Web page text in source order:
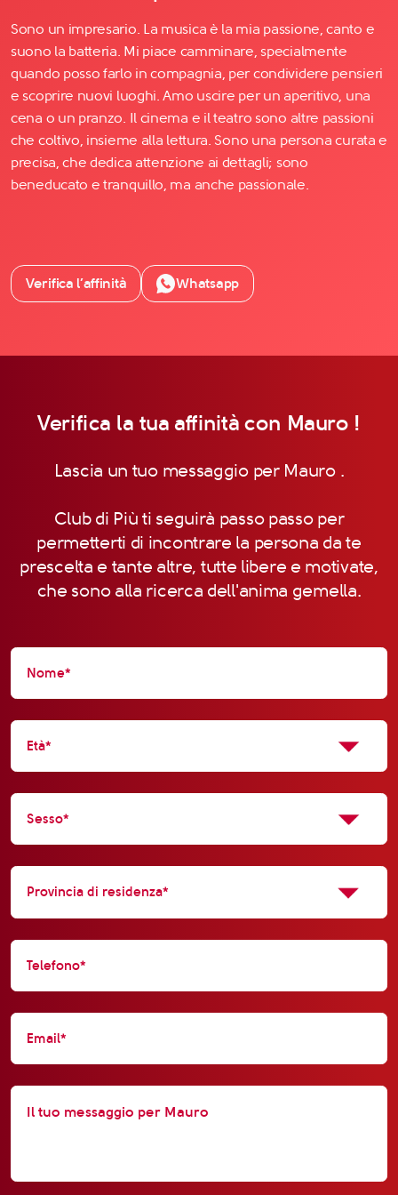
Sono un impresario. La musica è la mia passione, canto e
suono la batteria. Mi piace camminare, specialmente
quando posso farlo in compagnia, per condividere pensieri
e scoprire nuovi luoghi. Amo uscire per un aperitivo, una
cena o un pranzo. Il cinema e il teatro sono altre passioni
che coltivo, insieme alla lettura. Sono una persona curata e
precisa, che dedica attenzione ai dettagli; sono
beneducato e tranquillo, ma anche passionale.
Verifica l’affinità Whatsapp
Verifica la tua affinità con Mauro !
Lascia un tuo messaggio per Mauro .
Club di Più ti seguirà passo passo per
permetterti di incontrare la persona da te
prescelta e tante altre, tutte libere e motivate,
che sono alla ricerca dell'anima gemella.